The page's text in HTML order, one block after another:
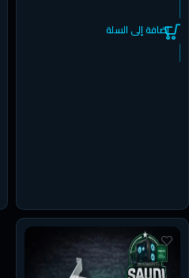
إضافة إلى السلة